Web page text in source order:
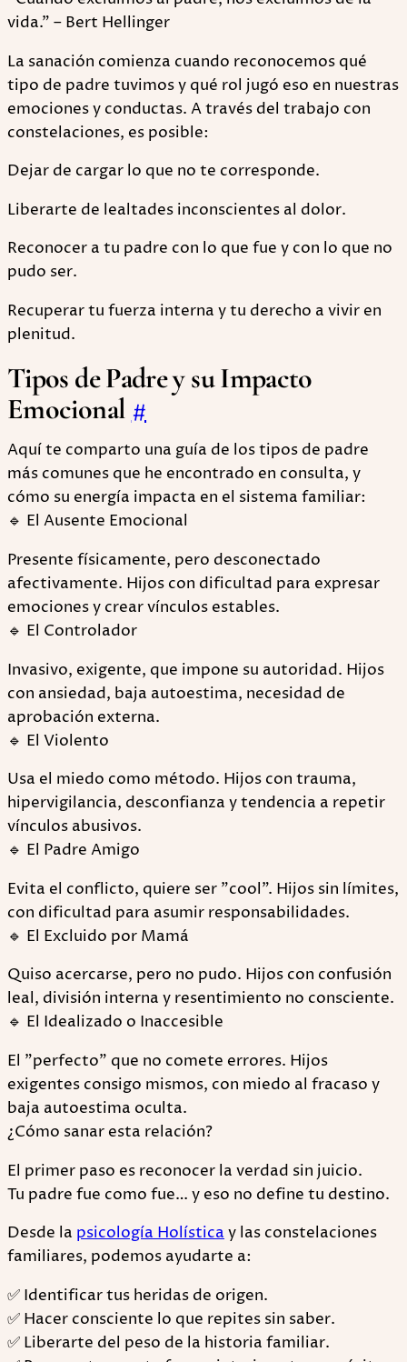
vida.” – Bert Hellinger
La sanación comienza cuando reconocemos qué
tipo de padre tuvimos y qué rol jugó eso en nuestras
emociones y conductas. A través del trabajo con
constelaciones, es posible:
Dejar de cargar lo que no te corresponde.
Liberarte de lealtades inconscientes al dolor.
Reconocer a tu padre con lo que fue y con lo que no
pudo ser.
Recuperar tu fuerza interna y tu derecho a vivir en
plenitud.
Tipos de Padre y su Impacto
Emocional #
Aquí te comparto una guía de los tipos de padre
más comunes que he encontrado en consulta, y
cómo su energía impacta en el sistema familiar:
🔹 El Ausente Emocional
Presente físicamente, pero desconectado
afectivamente. Hijos con dificultad para expresar
emociones y crear vínculos estables.
🔹 El Controlador
Invasivo, exigente, que impone su autoridad. Hijos
con ansiedad, baja autoestima, necesidad de
aprobación externa.
🔹 El Violento
Usa el miedo como método. Hijos con trauma,
hipervigilancia, desconfianza y tendencia a repetir
vínculos abusivos.
🔹 El Padre Amigo
Evita el conflicto, quiere ser "cool". Hijos sin límites,
con dificultad para asumir responsabilidades.
🔹 El Excluido por Mamá
Quiso acercarse, pero no pudo. Hijos con confusión
leal, división interna y resentimiento no consciente.
🔹 El Idealizado o Inaccesible
El "perfecto" que no comete errores. Hijos
exigentes consigo mismos, con miedo al fracaso y
baja autoestima oculta.
¿Cómo sanar esta relación?
El primer paso es reconocer la verdad sin juicio.
Tu padre fue como fue… y eso no define tu destino.
Desde la psicología Holísticay las constelaciones
familiares, podemos ayudarte a:
✅ Identificar tus heridas de origen.
✅ Hacer consciente lo que repites sin saber.
✅ Liberarte del peso de la historia familiar.